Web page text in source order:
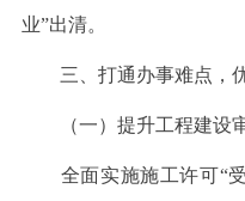
业”出清。
三、打通办事难点，优
（一）提升工程建设
全面实施施工许可“受